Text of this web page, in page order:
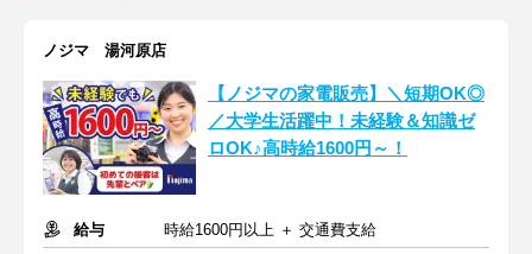
ノジマ 湯河原店
【ノジマの家電販売】＼短期OK◎
／大学生活躍中！未経験＆知識ゼ
ロOK♪高時給1600円～！
給与
時給1600円以上 ＋ 交通費支給